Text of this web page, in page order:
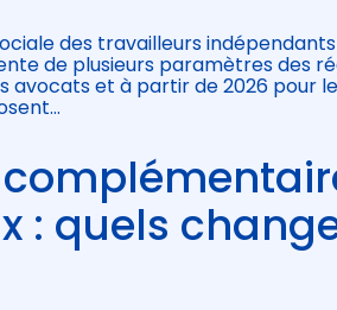
des travailleurs
de plusieurs paramètres des
avocats et à partir de 2026 pour
: quels